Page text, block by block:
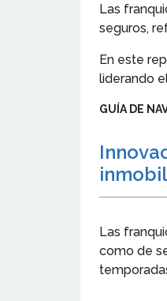
Las
seguros,
En este
liderando
GUÍA DE
Las
como de